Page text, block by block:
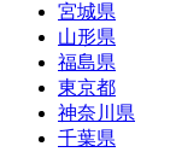
宮城県
山形県
福島県
東京都
神奈川県
千葉県